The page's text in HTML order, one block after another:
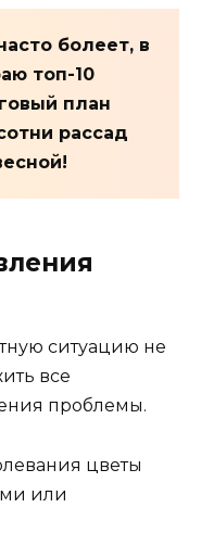
болеет, в
топ-10
план
рассад
ситуацию не
все
проблемы.
цветы
или